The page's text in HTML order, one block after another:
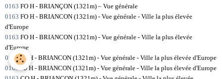
0163 FO H - BRIANÇON (1321m) – Vue générale
0163 FO H - BRIANCON (1321m) - Vue générale - Ville la plus élevée
d'Europe
0163 FO H - BRIANCON (1321m) - Vue générale - Ville la plus élevée
d'Europe
0163 JO H - BRIANCON (1321m) - Vue générale - Ville la plus élevée d'Europe
0163 JU H - BRIANCON (1321m) - Vue générale - Ville la plus élevée d'Europe